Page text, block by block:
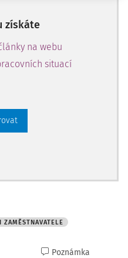
získáte
na webu
situací
ZAMĚSTNAVATELE
Poznámka